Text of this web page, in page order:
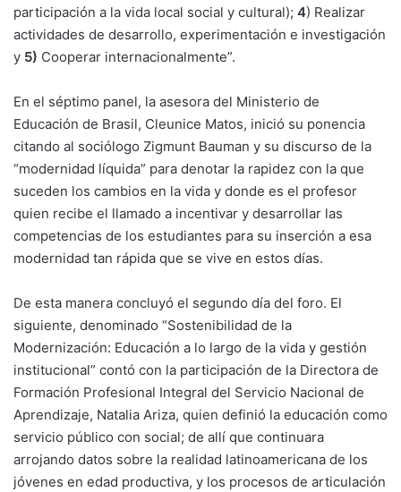
participación a la vida local social y cultural); 4) Realizar
actividades de desarrollo, experimentación e investigación
y 5) Cooperar internacionalmente”.
En el séptimo panel, la asesora del Ministerio de
Educación de Brasil, Cleunice Matos, inició su ponencia
citando al sociólogo Zigmunt Bauman y su discurso de la
“modernidad líquida” para denotar la rapidez con la que
suceden los cambios en la vida y donde es el profesor
quien recibe el llamado a incentivar y desarrollar las
competencias de los estudiantes para su inserción a esa
modernidad tan rápida que se vive en estos días.
De esta manera concluyó el segundo día del foro. El
siguiente, denominado “Sostenibilidad de la
Modernización: Educación a lo largo de la vida y gestión
institucional” contó con la participación de la Directora de
Formación Profesional Integral del Servicio Nacional de
Aprendizaje, Natalia Ariza, quien definió la educación como
servicio público con social; de allí que continuara
arrojando datos sobre la realidad latinoamericana de los
jóvenes en edad productiva, y los procesos de articulación